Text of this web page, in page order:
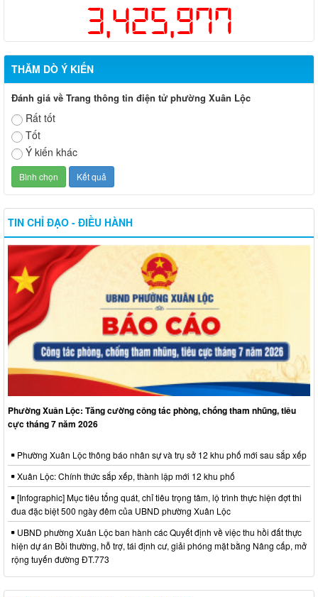
3,425,977
THĂM DÒ Ý KIẾN
Đánh giá về Trang thông tin điện tử phường Xuân Lộc
Rất tốt
Tốt
Ý kiến khác
TIN CHỈ ĐẠO - ĐIỀU HÀNH
Phường Xuân Lộc: Tăng cường công tác phòng, chống tham nhũng, tiêu
cực tháng 7 năm 2026
Phường Xuân Lộc thông báo nhân sự và trụ sở 12 khu phố mới sau sắp xếp
Xuân Lộc: Chính thức sắp xếp, thành lập mới 12 khu phố
[Infographic] Mục tiêu tổng quát, chỉ tiêu trọng tâm, lộ trình thực hiện đợt thi
đua đặc biệt 500 ngày đêm của UBND phường Xuân Lộc
UBND phường Xuân Lộc ban hành các Quyết định về việc thu hồi đất thực
hiện dự án Bồi thường, hỗ trợ, tái định cư, giải phóng mặt bằng Nâng cấp, mở
rộng tuyến đường ĐT.773